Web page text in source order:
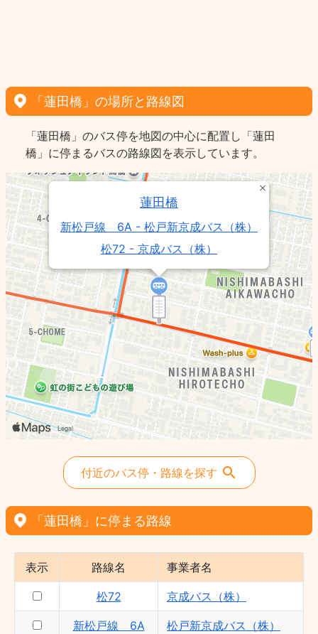
「蓮田橋」の場所と路線図
「蓮田橋」のバス停を地図の中心に配置し「蓮田
橋」に停まるバスの路線図を表示しています。
蓮田橋
新松戸線 6A - 松戸新京成バス（株）
松72 - 京成バス（株）
付近のバス停・路線を探す
「蓮田橋」に停まる路線
表示 路線名 事業者名
松72 京成バス（株）
新松戸線 6A 松戸新京成バス（株）